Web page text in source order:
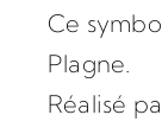
Ce
Plagne.
Réalisé